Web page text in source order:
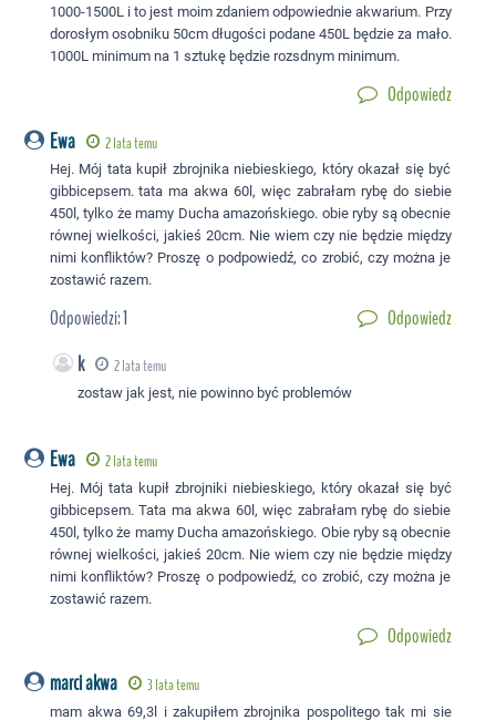
1000-1500L i to jest moim zdaniem odpowiednie akwarium. Przy
dorosłym osobniku 50cm długości podane 450L będzie za mało.
1000L minimum na 1 sztukę będzie rozsdnym minimum.
Odpowiedz
Ewa 2 lata temu
Hej. Mój tata kupił zbrojnika niebieskiego, który okazał się być
gibbicepsem. tata ma akwa 60l, więc zabrałam rybę do siebie
450l, tylko że mamy Ducha amazońskiego. obie ryby są obecnie
równej wielkości, jakieś 20cm. Nie wiem czy nie będzie między
nimi konfliktów? Proszę o podpowiedź, co zrobić, czy można je
zostawić razem.
Odpowiedzi:1 Odpowiedz
k 2 lata temu
zostaw jak jest, nie powinno być problemów
Ewa 2 lata temu
Hej. Mój tata kupił zbrojniki niebieskiego, który okazał się być
gibbicepsem. Tata ma akwa 60l, więc zabrałam rybę do siebie
450l, tylko że mamy Ducha amazońskiego. Obie ryby są obecnie
równej wielkości, jakieś 20cm. Nie wiem czy nie będzie między
nimi konfliktów? Proszę o podpowiedź, co zrobić, czy można je
zostawić razem.
Odpowiedz
marci akwa 3 lata temu
mam akwa 69,3l i zakupiłem zbrojnika pospolitego tak mi sie